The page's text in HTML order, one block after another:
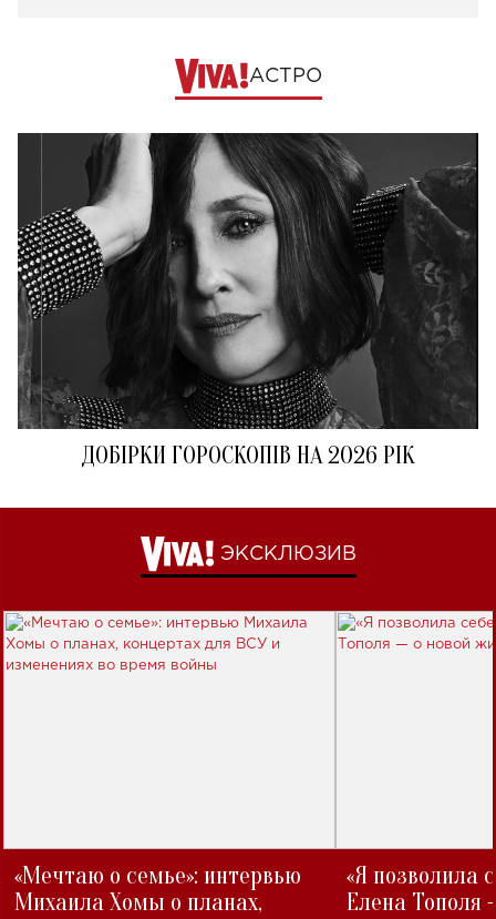
АСТРО
ДОБІРКИ ГОРОСКОПІВ НА 2026 РІК
ЭКСКЛЮЗИВ
«Мечтаю о семье»: интервью
Михаила Хомы о планах,
«Я позволила
Елена Тополя